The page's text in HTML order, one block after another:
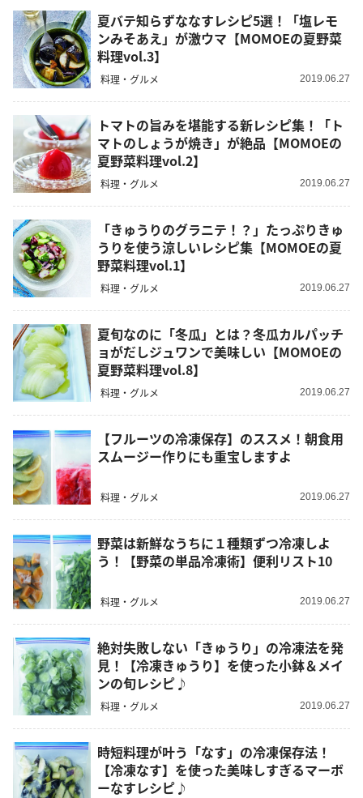
夏バテ知らずななすレシピ5選！「塩レモ
ンみそあえ」が激ウマ【MOMOEの夏野菜
料理vol.3】
料理・グルメ 2019.06.27
トマトの旨みを堪能する新レシピ集！「ト
マトのしょうが焼き」が絶品【MOMOEの
夏野菜料理vol.2】
料理・グルメ 2019.06.27
「きゅうりのグラニテ！？」たっぷりきゅ
うりを使う涼しいレシピ集【MOMOEの夏
野菜料理vol.1】
料理・グルメ 2019.06.27
夏旬なのに「冬瓜」とは？冬瓜カルパッチ
ョがだしジュワンで美味しい【MOMOEの
夏野菜料理vol.8】
料理・グルメ 2019.06.27
【フルーツの冷凍保存】のススメ！朝食用
スムージー作りにも重宝しますよ
料理・グルメ 2019.06.27
野菜は新鮮なうちに１種類ずつ冷凍しよ
う！【野菜の単品冷凍術】便利リスト10
料理・グルメ 2019.06.27
絶対失敗しない「きゅうり」の冷凍法を発
見！【冷凍きゅうり】を使った小鉢＆メイ
ンの旬レシピ♪
料理・グルメ 2019.06.27
時短料理が叶う「なす」の冷凍保存法！
【冷凍なす】を使った美味しすぎるマーボ
ーなすレシピ♪